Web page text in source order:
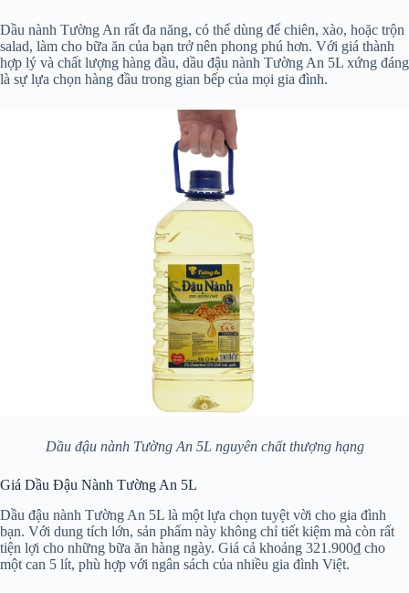
Dầu nành Tường An rất đa năng, có thể dùng để chiên, xào, hoặc trộn
salad, làm cho bữa ăn của bạn trở nên phong phú hơn. Với giá thành
hợp lý và chất lượng hàng đầu, dầu đậu nành Tường An 5L xứng đáng
là sự lựa chọn hàng đầu trong gian bếp của mọi gia đình.
Dầu đậu nành Tường An 5L nguyên chất thượng hạng
Giá Dầu Đậu Nành Tường An 5L
Dầu đậu nành Tường An 5L là một lựa chọn tuyệt vời cho gia đình
bạn. Với dung tích lớn, sản phẩm này không chỉ tiết kiệm mà còn rất
tiện lợi cho những bữa ăn hàng ngày. Giá cả khoảng 321.900₫ cho
một can 5 lít, phù hợp với ngân sách của nhiều gia đình Việt.